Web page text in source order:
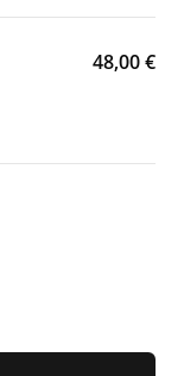
48,00 €